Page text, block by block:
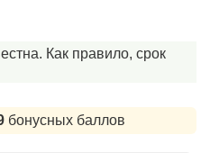
Как правило, срок
бонусных баллов